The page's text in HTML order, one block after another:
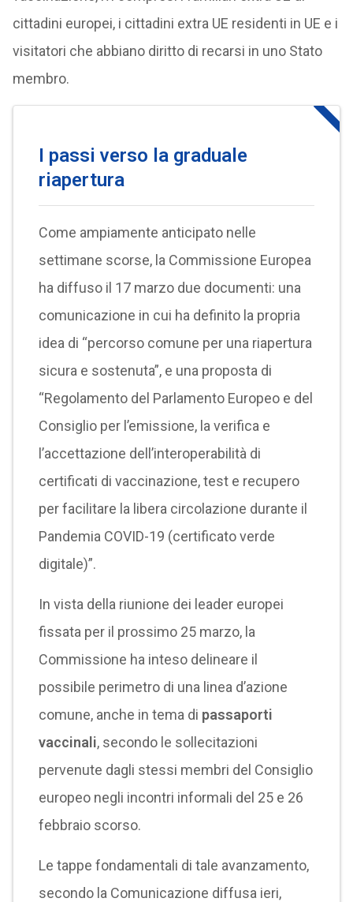
cittadini europei, i cittadini extra UE residenti in UE e i
visitatori che abbiano diritto di recarsi in uno Stato
membro.
I passi verso la graduale
riapertura
Come ampiamente anticipato nelle
settimane scorse, la Commissione Europea
ha diffuso il 17 marzo due documenti: una
comunicazione in cui ha definito la propria
idea di “percorso comune per una riapertura
sicura e sostenuta”, e una proposta di
“Regolamento del Parlamento Europeo e del
Consiglio per l’emissione, la verifica e
l’accettazione dell’interoperabilità di
certificati di vaccinazione, test e recupero
per facilitare la libera circolazione durante il
Pandemia COVID-19 (certificato verde
digitale)”.
In vista della riunione dei leader europei
fissata per il prossimo 25 marzo, la
Commissione ha inteso delineare il
possibile perimetro di una linea d’azione
comune, anche in tema di passaporti
vaccinali, secondo le sollecitazioni
pervenute dagli stessi membri del Consiglio
europeo negli incontri informali del 25 e 26
febbraio scorso.
Le tappe fondamentali di tale avanzamento,
secondo la Comunicazione diffusa ieri,